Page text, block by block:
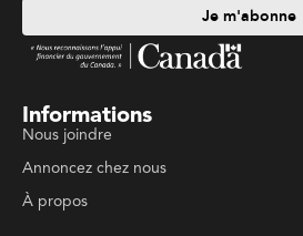
Je m'abonne
Informations
Nous joindre
Annoncez chez nous
À propos